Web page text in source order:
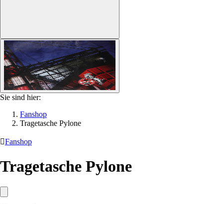
Sie sind hier:
Fanshop
Tragetasche Pylone
Fanshop
Tragetasche Pylone